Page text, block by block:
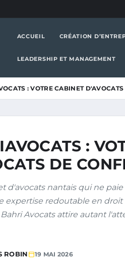
ACCUEIL CRÉATION
LEADERSHIP ET MANAGEMENT
: VOTRE CABINET
:
DE
d'avocats nantais qui ne
expertise redoutable en
Avocats attire autant
ROBIN 19 MAI 2026